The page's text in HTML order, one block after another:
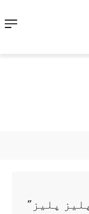
”میرے تایا بہت بیمار ہیں پلیز پلیز